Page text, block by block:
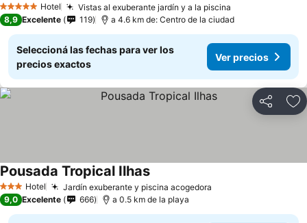
5 Estrellas Hotel Vistas al exuberante jardín y a la piscina
8,9 Excelente 119 a 4.6 km de: Centro de la ciudad
Seleccioná las fechas para ver los
precios exactos
Ver precios
Compartir
3 Estrellas
Hotel Jardín exuberante y piscina acogedora
Pousada Tropical IlhasVer precios
9,0 Excelente 666 a 0.5 km de la playa